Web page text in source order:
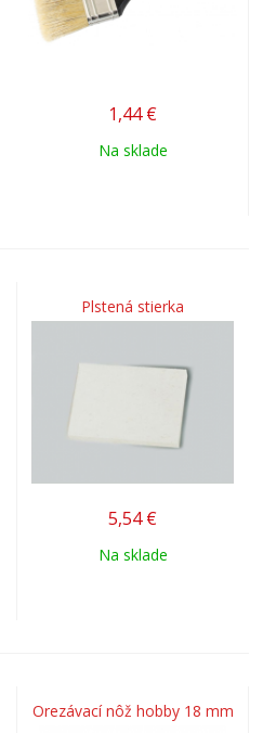
1,44 €
Na sklade
Plstená stierka
5,54 €
Na sklade
Orezávací nôž hobby 18 mm